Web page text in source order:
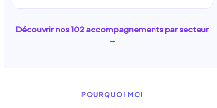
Découvrir nos102accompagnements par secteur
→
POURQUOI MOI